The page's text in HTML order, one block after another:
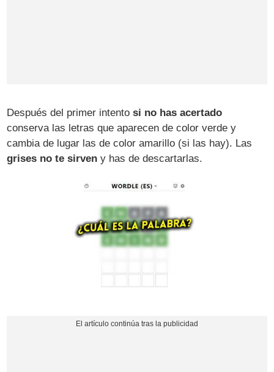
Después del primer intentosi no has acertado
conserva las letras que aparecen de color verde y
cambia de lugar las de color amarillo (si las hay). Las
grises no te sirven y has de descartarlas.